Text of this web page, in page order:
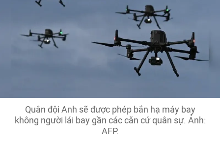
Quân đội Anh sẽ được phép bắn hạ máy bay
không người lái bay gần các căn cứ quân sự. Ảnh:
AFP.